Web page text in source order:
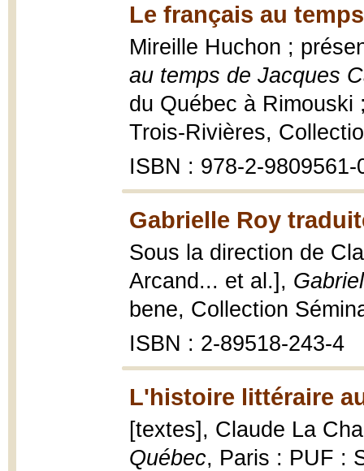
Le français au
Mireille Huchon ;
au temps de Jacques
du Québec à
Trois-Rivières,
ISBN : 978-2-9809561-
Gabrielle Roy
Sous la direction de
Arcand... et al.],
bene, Collection
ISBN : 2-89518-243-4
L'histoire littéraire
[textes], Claude La
Québec, Paris : PUF :